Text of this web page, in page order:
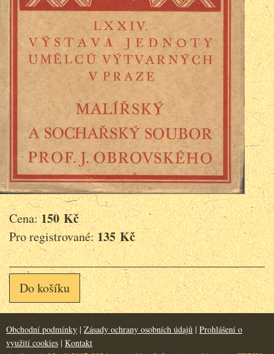
Cena:150 Kč
Pro registrované:135 Kč
Do košíku
Obchodní podmínky | Zásady ochrany osobních údajů | Prohlášení o
využití cookies | Kontakt